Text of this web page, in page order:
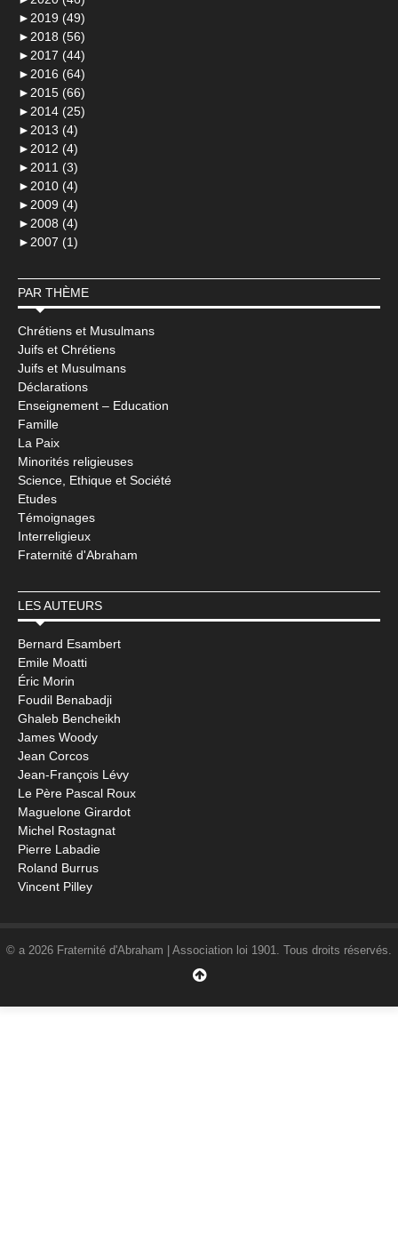
► 2019 (49)
► 2018 (56)
► 2017 (44)
► 2016 (64)
► 2015 (66)
► 2014 (25)
► 2013 (4)
► 2012 (4)
► 2011 (3)
► 2010 (4)
► 2009 (4)
► 2008 (4)
► 2007 (1)
PAR THÈME
Chrétiens et Musulmans
Juifs et Chrétiens
Juifs et Musulmans
Déclarations
Enseignement – Education
Famille
La Paix
Minorités religieuses
Science, Ethique et Société
Etudes
Témoignages
Interreligieux
Fraternité d'Abraham
LES AUTEURS
Bernard Esambert
Emile Moatti
Éric Morin
Foudil Benabadji
Ghaleb Bencheikh
James Woody
Jean Corcos
Jean-François Lévy
Le Père Pascal Roux
Maguelone Girardot
Michel Rostagnat
Pierre Labadie
Roland Burrus
Vincent Pilley
© a 2026 Fraternité d'Abraham | Association loi 1901. Tous droits réservés.